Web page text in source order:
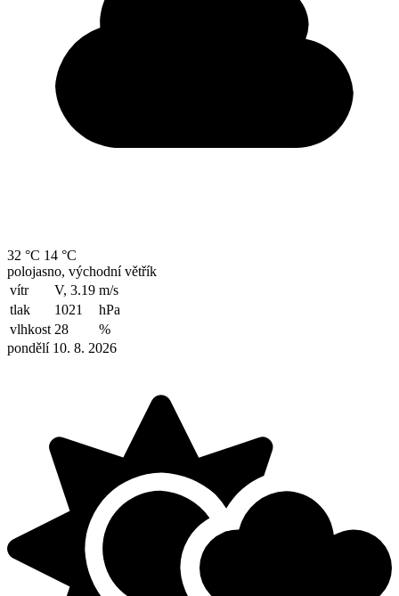
32 °C 14 °C
polojasno, východní větřík
vítr
V, 3.19 m/s
tlak
1021
hPa
vlhkost 28
%
pondělí 10. 8. 2026